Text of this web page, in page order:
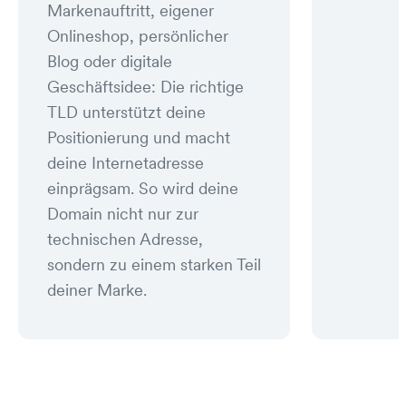
Markenauftritt, eigener
Onlineshop, persönlicher
Blog oder digitale
Geschäftsidee: Die richtige
TLD unterstützt deine
Positionierung und macht
deine Internetadresse
einprägsam. So wird deine
Domain nicht nur zur
technischen Adresse,
sondern zu einem starken Teil
deiner Marke.